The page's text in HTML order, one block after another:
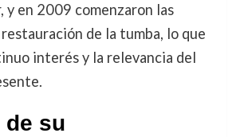
y en 2009 comenzaron las
de la tumba, lo que
interés y la relevancia del
de su